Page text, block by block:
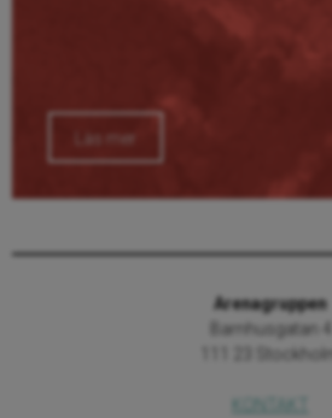
Läs mer
Arenagruppen
Barnhusgatan 4
111 23 Stockholm